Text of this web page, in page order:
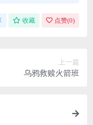
收藏 点赞(0)
上一篇
乌鸦救赎火箭班